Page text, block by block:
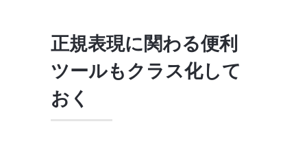
正規表現に関わる便利
ツールもクラス化して
おく